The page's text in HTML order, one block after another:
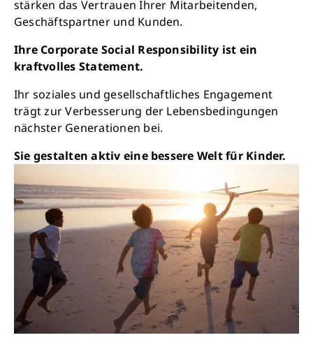
stärken das Vertrauen Ihrer Mitarbeitenden,
Geschäftspartner und Kunden.
Ihre Corporate Social Responsibility ist ein
kraftvolles Statement.
Ihr soziales und gesellschaftliches Engagement
trägt zur Verbesserung der Lebensbedingungen
nächster Generationen bei.
Sie gestalten aktiv eine bessere Welt für Kinder.